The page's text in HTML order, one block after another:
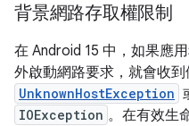
背景網路存取權限制
在 Android 15 中，如果應
外啟動網路要求，就會收
UnknownHostException
IOException 。在有效生